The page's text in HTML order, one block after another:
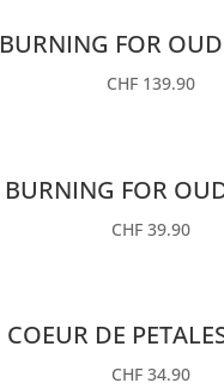
BURNING FOR
CHF139.90
BURNING FOR
CHF39.90
COEUR DE
CHF34.90